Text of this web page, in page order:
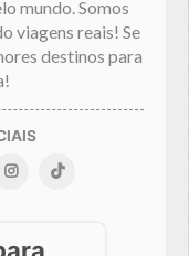
mundo. Somos
viagens reais! Se
destinos para